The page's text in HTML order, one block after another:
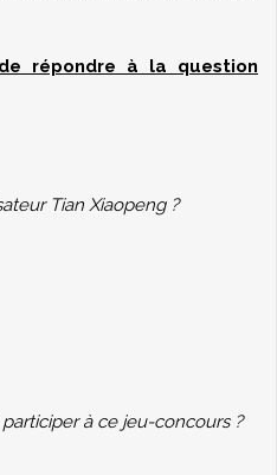
répondre à la question
Tian Xiaopeng ?
à ce jeu-concours ?